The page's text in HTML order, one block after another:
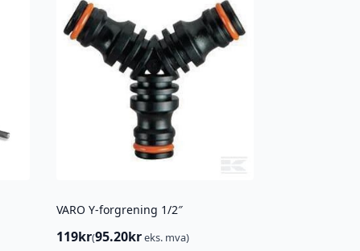
VARO Y-forgrening 1/2″
119kr(95.20kreks. mva)